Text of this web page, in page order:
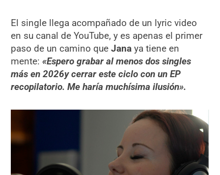
El single llega acompañado de un lyric video
en su canal de YouTube, y es apenas el primer
paso de un camino queJanaya tiene en
mente:«Espero grabar al menos dos singles
más en 2026y cerrar este ciclo con un EP
recopilatorio. Me haría muchísima ilusión».